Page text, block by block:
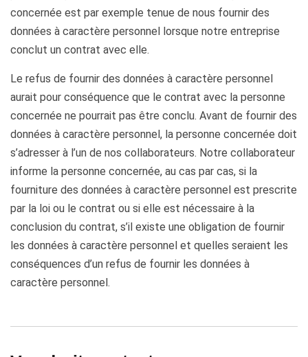
concernée est par exemple tenue de nous fournir des
données à caractère personnel lorsque notre entreprise
conclut un contrat avec elle.
Le refus de fournir des données à caractère personnel
aurait pour conséquence que le contrat avec la personne
concernée ne pourrait pas être conclu. Avant de fournir des
données à caractère personnel, la personne concernée doit
s’adresser à l’un de nos collaborateurs. Notre collaborateur
informe la personne concernée, au cas par cas, si la
fourniture des données à caractère personnel est prescrite
par la loi ou le contrat ou si elle est nécessaire à la
conclusion du contrat, s’il existe une obligation de fournir
les données à caractère personnel et quelles seraient les
conséquences d’un refus de fournir les données à
caractère personnel.